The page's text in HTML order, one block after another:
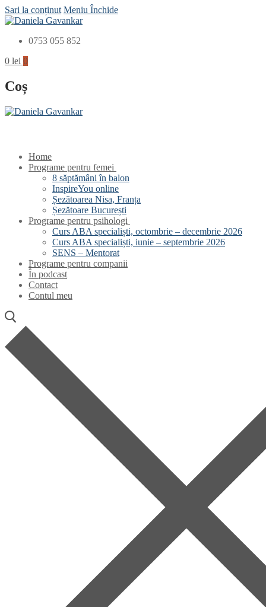
Sari la conținut Meniu Închide
0753 055 852
0 lei 0
Coș
Home
Programe pentru femei
8 săptămâni în balon
InspireYou online
Șezătoarea Nisa, Franța
Șezătoare București
Programe pentru psihologi
Curs ABA specialiști, octombrie – decembrie 2026
Curs ABA specialiști, iunie – septembrie 2026
SENS – Mentorat
Programe pentru companii
În podcast
Contact
Contul meu